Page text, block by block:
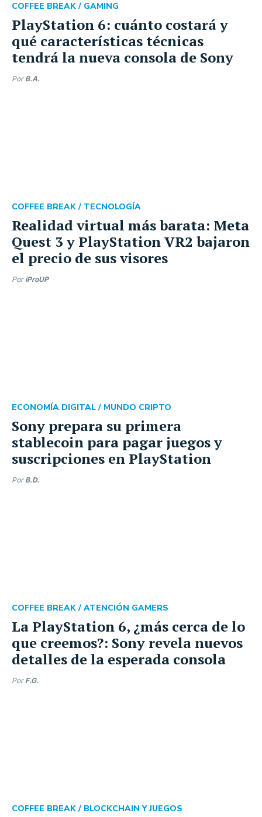
PlayStation 6: cuánto costará y
qué características técnicas
tendrá la nueva consola de Sony
COFFEE BREAK / GAMING
Por B.A.
Realidad virtual más barata: Meta
Quest 3 y PlayStation VR2 bajaron
el precio de sus visores
COFFEE BREAK / TECNOLOGÍA
Por iProUP
Sony prepara su primera
stablecoin para pagar juegos y
suscripciones en PlayStation
ECONOMÍA DIGITAL / MUNDO CRIPTO
Por B.D.
La PlayStation 6, ¿más cerca de lo
que creemos?: Sony revela nuevos
detalles de la esperada consola
COFFEE BREAK / ATENCIÓN GAMERS
Por F.G.
COFFEE BREAK / BLOCKCHAIN Y JUEGOS